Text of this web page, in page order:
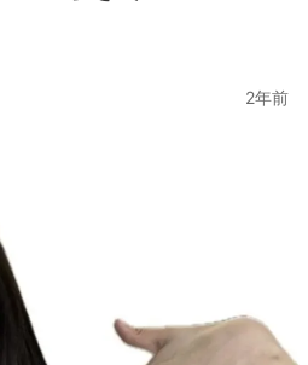
2年前